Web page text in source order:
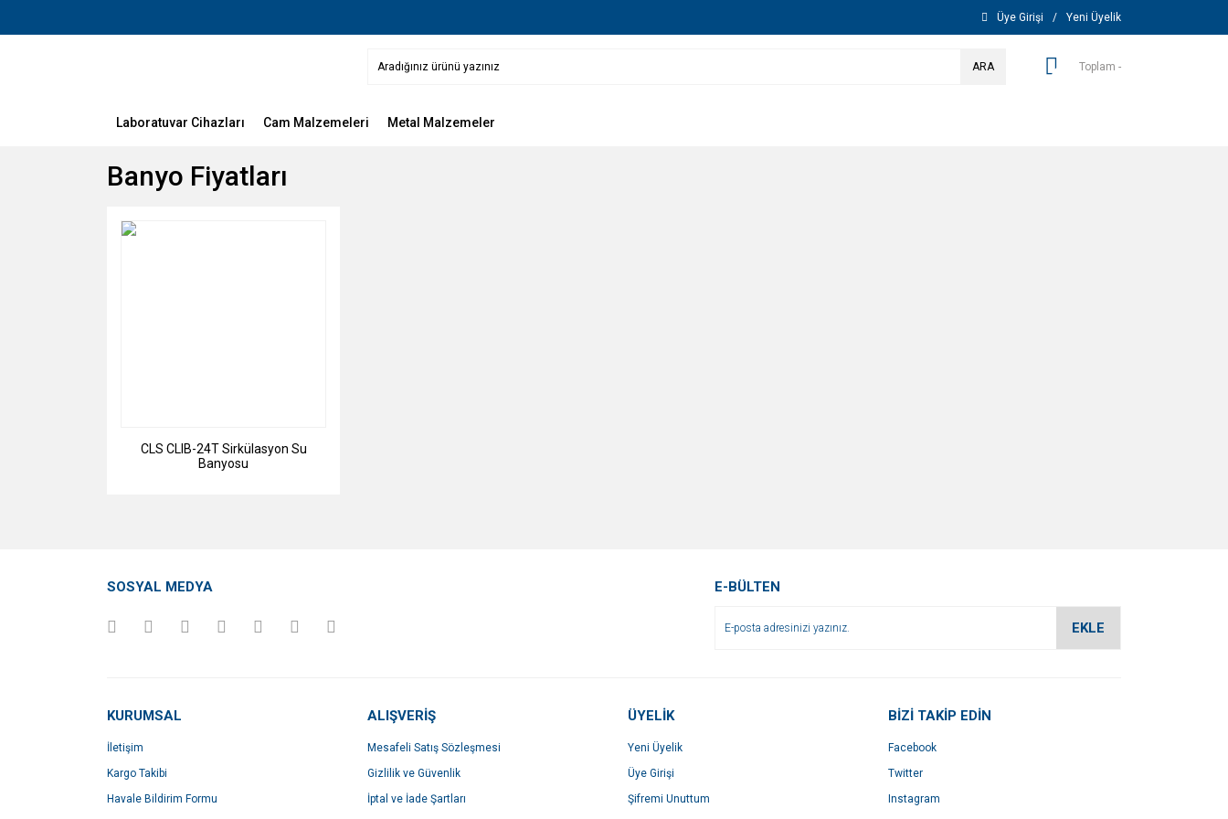
Üye Girişi / Yeni Üyelik
ARA Toplam -
Laboratuvar Cihazları Cam Malzemeleri Metal Malzemeler
Banyo Fiyatları
CLS CLIB-24T Sirkülasyon Su
Banyosu
SOSYAL MEDYA E-BÜLTEN
EKLE
KURUMSAL
İletişim
Kargo Takibi
Havale Bildirim Formu
ALIŞVERİŞ
Mesafeli Satış Sözleşmesi
Gizlilik ve Güvenlik
İptal ve İade Şartları
ÜYELİK
Yeni Üyelik
Üye Girişi
Şifremi Unuttum
BİZİ TAKİP EDİN
Facebook
Twitter
Instagram